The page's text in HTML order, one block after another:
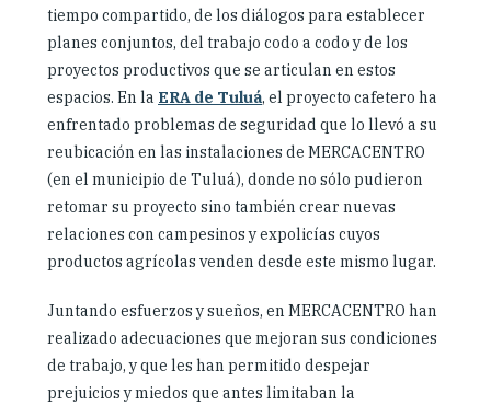
tiempo compartido, de los diálogos para establecer
planes conjuntos, del trabajo codo a codo y de los
proyectos productivos que se articulan en estos
espacios. En la ERA de Tuluá, el proyecto cafetero ha
enfrentado problemas de seguridad que lo llevó a su
reubicación en las instalaciones de MERCACENTRO
(en el municipio de Tuluá), donde no sólo pudieron
retomar su proyecto sino también crear nuevas
relaciones con campesinos y expolicías cuyos
productos agrícolas venden desde este mismo lugar.
Juntando esfuerzos y sueños, en MERCACENTRO han
realizado adecuaciones que mejoran sus condiciones
de trabajo, y que les han permitido despejar
prejuicios y miedos que antes limitaban la